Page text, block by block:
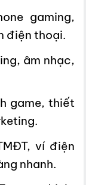
gaming,
điện thoại.
âm nhạc,
game, thiết
ví điện
nhanh.